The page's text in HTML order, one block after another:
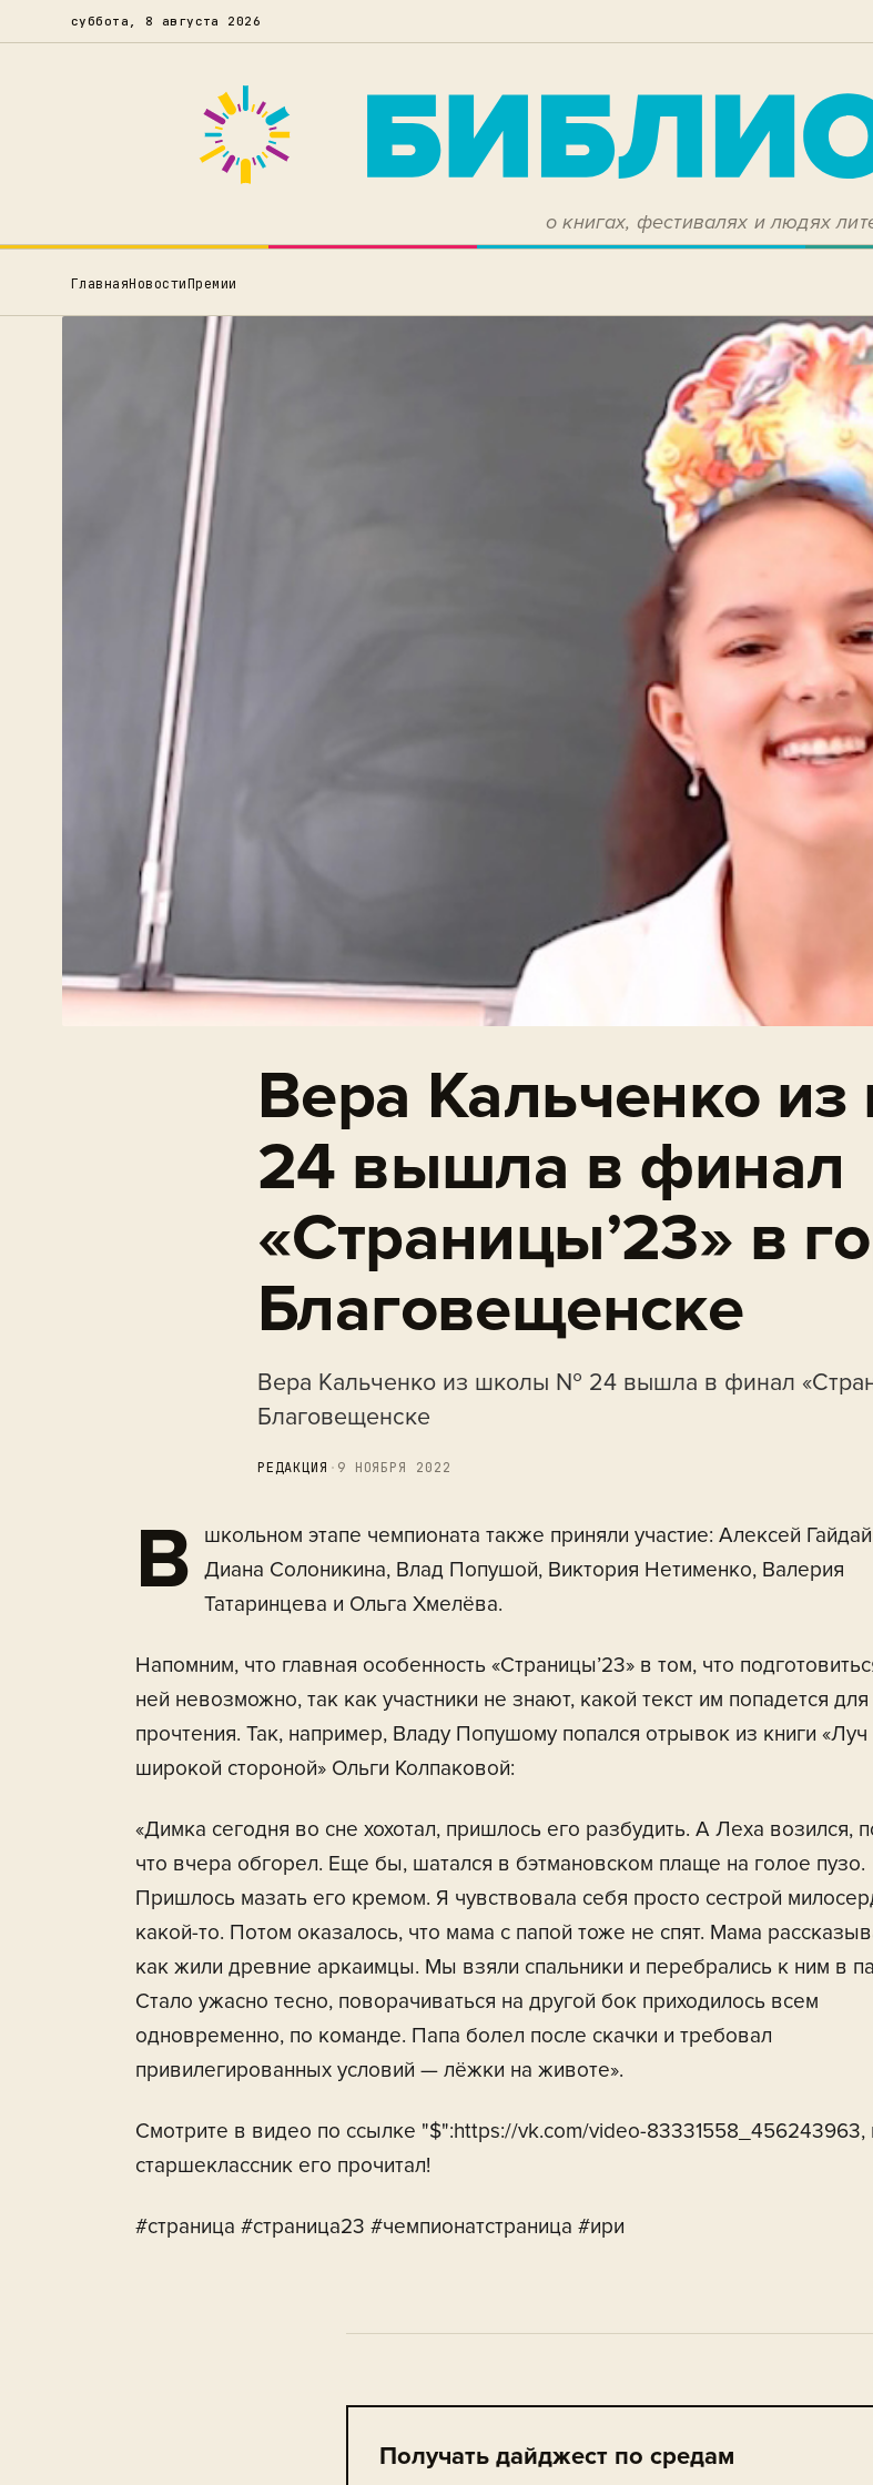
суббота, 8 августа 2026
о книгах, фестивалях и людях
ГлавнаяНовостиПремии
Вера Кальченко
24 вышла в финал
«Страницы’23» в
Благовещенске
Вера Кальченко из школы № 24 вышла в финал
Благовещенске
РЕДАКЦИЯ · 9 НОЯБРЯ 2022
В
школьном этапе чемпионата также приняли участие: Алексей
Диана Солоникина, Влад Попушой, Виктория Нетименко, Валерия
Татаринцева и Ольга Хмелёва.
Напомним, что главная особенность «Страницы’23» в том, что
ней невозможно, так как участники не знают, какой текст им попадется для
прочтения. Так, например, Владу Попушому попался отрывок из книги «Луч
широкой стороной» Ольги Колпаковой:
«Димка сегодня во сне хохотал, пришлось его разбудить. А Леха возился,
что вчера обгорел. Еще бы, шатался в бэтмановском плаще на голое пузо.
Пришлось мазать его кремом. Я чувствовала себя просто сестрой
какой-то. Потом оказалось, что мама с папой тоже не спят. Мама
как жили древние аркаимцы. Мы взяли спальники и перебрались к ним в
Стало ужасно тесно, поворачиваться на другой бок приходилось всем
одновременно, по команде. Папа болел после скачки и требовал
привилегированных условий — лёжки на животе».
Смотрите в видео по ссылке "$":https://vk.com/video-83331558_456243963,
старшеклассник его прочитал!
#страница #страница23 #чемпионатстраница #ири
Получать дайджест по средам